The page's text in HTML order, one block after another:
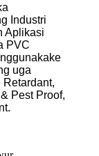
Industri
Aplikasi
PVC
uga
Pest Proof,